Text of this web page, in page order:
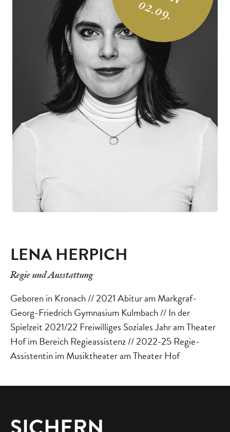
02.09.
LENA HERPICH
Regie und Ausstattung
Geboren in Kronach // 2021 Abitur am Markgraf-
Georg-Friedrich Gymnasium Kulmbach // In der
Spielzeit 2021/22 Freiwilliges Soziales Jahr am Theater
Hof im Bereich Regieassistenz // 2022-25 Regie-
Assistentin im Musiktheater am Theater Hof